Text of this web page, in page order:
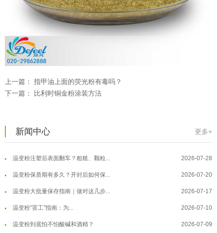
上一篇： 指甲油上面的荧光粉有毒吗？
下一篇：
比利时铜金粉涂装方法
新闻中心 更多+
温变粉适合做热变还是冷变？
温变粉注塑后表面翻车？粗糙、颗粒... 2026-07-28
温变粉保质期有多久？开封后如何保... 2026-07-20
温变粉大批量保存指南｜做对这几步... 2026-07-17
温变粉"罢工"指南：为... 2026-07-10
温变粉到底怕不怕酸碱和酒精？ 2026-07-09